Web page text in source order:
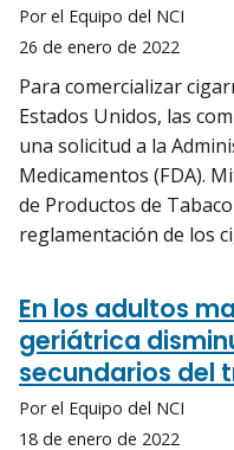
Por el Equipo del NCI
26 de enero de 2022
Para comercializar
Estados Unidos, las
una solicitud a la
Medicamentos (FDA).
de Productos de
reglamentación de los
En los adultos
geriátrica
secundarios del
Por el Equipo del NCI
18 de enero de 2022